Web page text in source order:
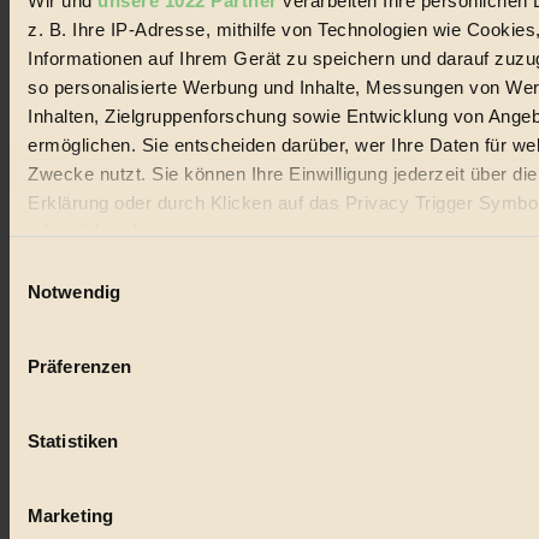
z. B. Ihre IP-Adresse, mithilfe von Technologien wie
Informationen auf Ihrem Gerät zu speichern und darauf
so personalisierte Werbung und Inhalte, Messungen von
Inhalten, Zielgruppenforschung sowie Entwicklung von
ermöglichen. Sie entscheiden darüber, wer Ihre Daten für
Zwecke nutzt. Sie können Ihre Einwilligung jederzeit über
Erklärung oder durch Klicken auf das Privacy Trigger
oder widerrufen
Wenn Sie es erlauben, würden wir auch gerne:
Ihr Gerät durch aktives Scannen nach bestimmten
Erfahren Sie mehr darüber, wie Ihre persönlichen Daten
Notwendig
Präferenzen
Statistiken
Marketing